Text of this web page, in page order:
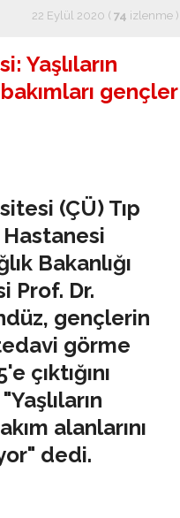
22 Eylül 2020 ( 74 izlenme )
Yaşlıların
gençler
(ÇÜ) Tıp
Bakanlığı
Prof. Dr.
gençlerin
görme
çıktığını
alanlarını
dedi.